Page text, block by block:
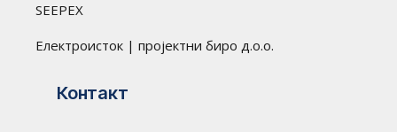
SEEPEX
Електроисток | пројектни биро д.о.о.
Контакт